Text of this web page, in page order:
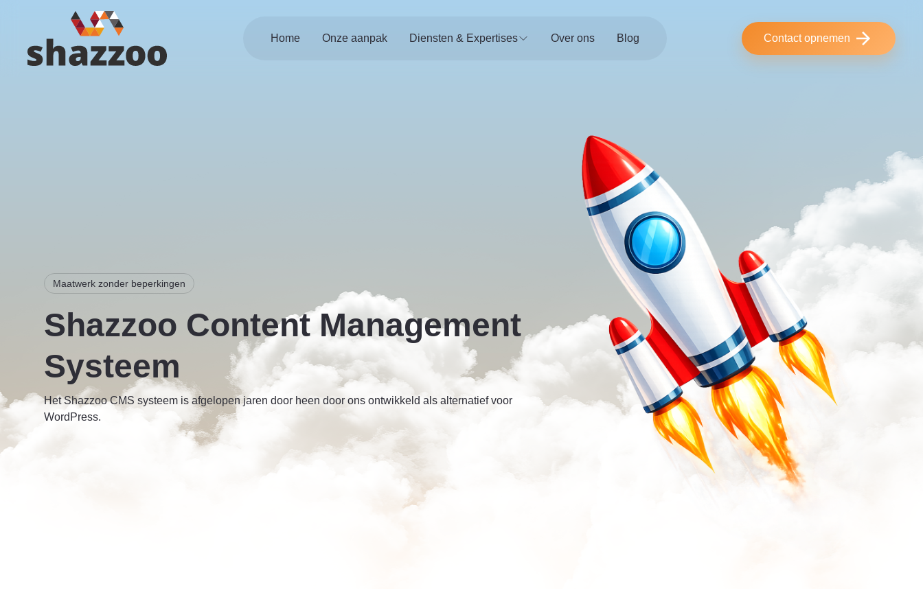
Home Onze aanpak Diensten & Expertises Over ons Blog Contact opnemen
Maatwerk zonder beperkingen
Shazzoo Content Management
Systeem
Het Shazzoo CMS systeem is afgelopen jaren door heen door ons ontwikkeld als alternatief voor
WordPress.